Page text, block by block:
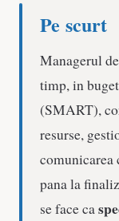
Pe scurt
Managerul
timp, in
(SMART),
resurse,
comunicarea
pana la
se face ca